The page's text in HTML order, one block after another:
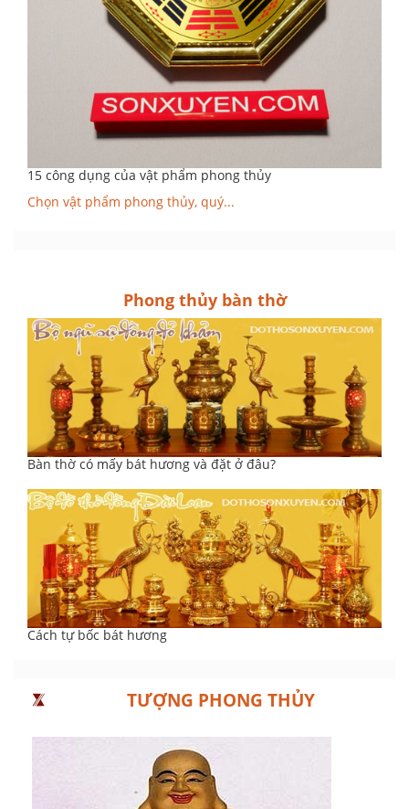
15 công dụng của vật phẩm phong thủy
Chọn vật phẩm phong thủy, quý...
Phong thủy bàn thờ
Bàn thờ có mấy bát hương và đặt ở đâu?
Cách tự bốc bát hương
TƯỢNG PHONG THỦY